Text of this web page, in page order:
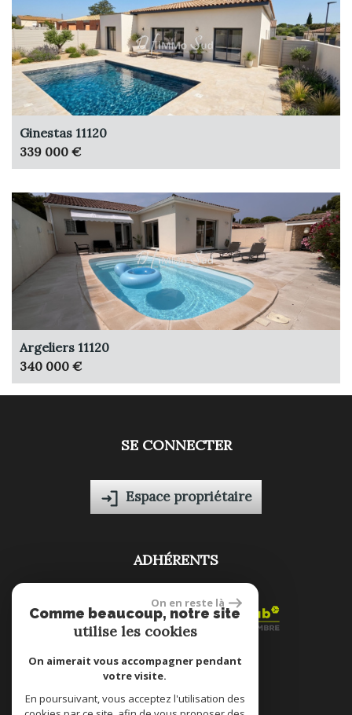
Ginestas 11120
339 000 €
Argeliers 11120
340 000 €
SE CONNECTER
Espace propriétaire
ADHÉRENTS
On en reste là
Comme beaucoup, notre site
utilise les cookies
On aimerait vous accompagner pendant
votre visite.
En poursuivant, vous acceptez l'utilisation des